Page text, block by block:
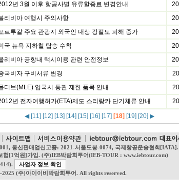
년 3월 이후 항공사별 유류할증료 변경안내
리비아 여행시 주의사항
르투갈 주요 관광지 외국인 대상 강절도 피해 증가
국 뉴욕 지하철 탑승 수칙
리비아 공항내 택시이용 관련 안전정보
국비자 구비서류 변경
디브(MLE) 입국시 통관 제한 품목 안내
년 전자여행허가(ETA)제도 스리랑카 단기체류 안내
◀ [11] [12] [13] [14] [15] [16] [17] [18] [19] [20] ▶
통신판매업신고증: 2021-서울도봉-0074, 국제항공운송협회[IATA].
[1억원]가입. (주)IEB박람회투어(IEB-TOUR : www.iebtour.com)
사업자 정보 확인
(주)아이이비박람회투어. All rights reserved.